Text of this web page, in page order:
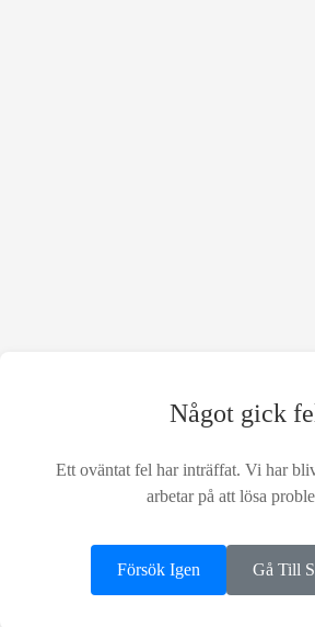
Något gick
Ett oväntat fel har inträffat. Vi har
arbetar på att lösa
Försök Igen Gå Till